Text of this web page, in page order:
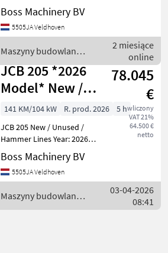
Boss Machinery BV
5505JA Veldhoven
Maszyny budowlane /
JCB
2 miesiące
online
JCB 205 *2026
Model* New /
Unused /
Hammer Lines
78.045
€
wliczony
VAT 21%
64.500 €
netto
141 KM/104 kW R. prod. 2026
5 h
JCB 205 New / Unused /
Hammer Lines Year: 2026
Reference number:
BM007364 Hours: 5 Type
205 *2026 Model* Location
Certificate: NOT FOR SALE I
Boss Machinery BV
5505JA Veldhoven
Maszyny budowlane /
JCB
03-04-2026
08:41